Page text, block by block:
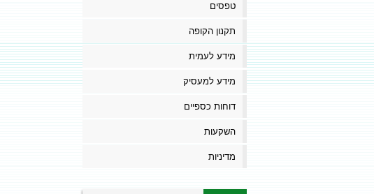
טפסים
תקנון הקופה
מידע לעמית
מידע למעסיק
דוחות כספיים
השקעות
מדיניות